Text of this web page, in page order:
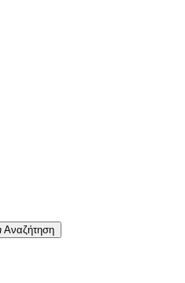
Αναζήτηση